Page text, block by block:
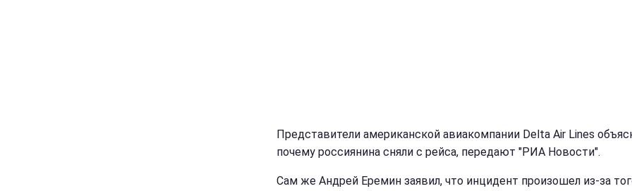
Представители американской авиакомпании Delta Air Lines
почему россиянина сняли с рейса, передают "РИА Новости".
Сам же Андрей Еремин заявил, что инцидент произошел из-за